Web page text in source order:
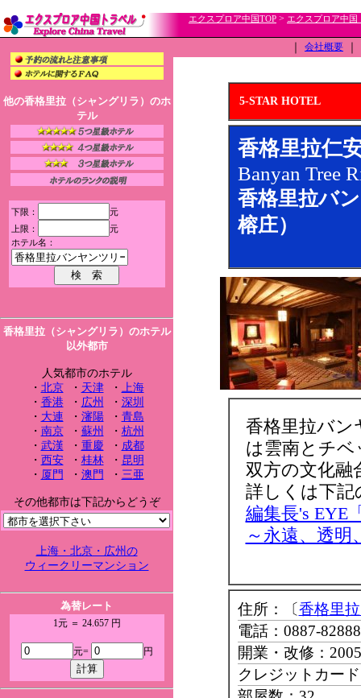
エクスプロア中国TOP > エクスプロア中国
他の香格里拉（シャングリラ）のホ
テル
下限：
元
上限：
元
ホテル名：
香格里拉（シャングリラ）のホテル
以外都市
人気都市のホテル
・ 北京・ 天津・ 上海
・ 香港・ 広州 ・ 深圳
・ 大連 ・ 瀋陽・ 青島
・ 南京・ 蘇州 ・ 杭州
・ 武漢 ・ 重慶 ・ 成都
・ 西安・ 桂林・ 昆明
・ 厦門 ・ 澳門 ・ 三亜
その他都市は下記からどうぞ
上海・北京・広州の
ウィークリーマンション
為替レート
1元 ＝ 24.657 円
元= 円
会社概要
5-STAR HOTEL
香格里拉仁
Banyan Tree
香格里拉バ
榕庄）
香格里拉バン
は雲南とチベ
双方の文化融
詳しくは下記
編集長's EYE
～永遠、透明
住所：〔香格里
電話：0887-
開業・改修：
クレジットカー